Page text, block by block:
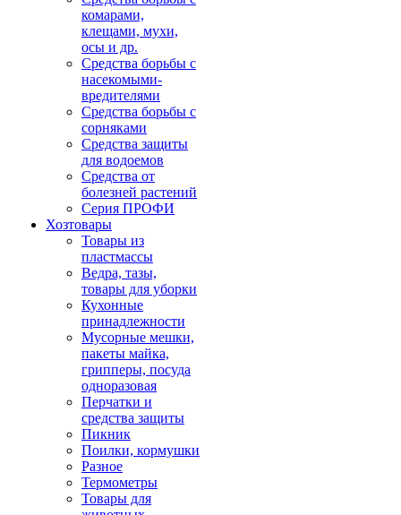
комарами,
клещами, мухи,
осы и др.
Средства борьбы с
насекомыми-
вредителями
Средства борьбы с
сорняками
Средства защиты
для водоемов
Средства от
болезней растений
Серия ПРОФИ
Хозтовары
Товары из
пластмассы
Ведра, тазы,
товары для уборки
Кухонные
принадлежности
Мусорные мешки,
пакеты майка,
грипперы, посуда
одноразовая
Перчатки и
средства защиты
Пикник
Поилки, кормушки
Разное
Термометры
Товары для